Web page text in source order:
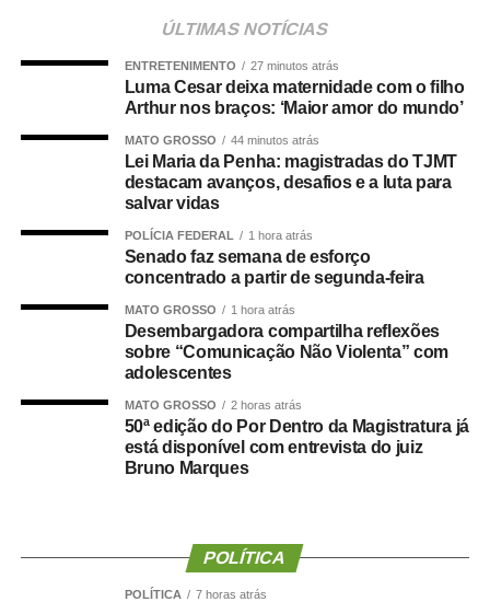
e prática da administração municipal. Durante a
inauguração da Unidade de Saúde da Família (USF) do
autorizaria férias sem a devida substituição de
profissionais, o que reforçou a percepção de tratamento
desigual dentro da pasta.
Danielle Carmona é servidora efetiva do município e atua
como enfermeira de carreira. Conforme os relatos, ela
teria se beneficiado de decisões administrativas tomadas
enquanto ainda ocupava o cargo de secretária.
Prefeitura nega irregularidades
Em nota, a Prefeitura de Cuiabá afirmou que não há
irregularidades na situação funcional da ex-secretária.
como o prêmio saúde, desde que atendidos os critérios
ÚLTIMAS NOTÍCIAS
ENTRETENIMENTO 27 minutos atrás
Luma Cesar deixa maternidade com o filho
Arthur nos braços: ‘Maior amor do mundo’
MATO GROSSO 44 minutos atrás
Lei Maria da Penha: magistradas do TJMT
destacam avanços, desafios e a luta para
salvar vidas
POLÍCIA FEDERAL 1 hora atrás
Senado faz semana de esforço
concentrado a partir de segunda-feira
MATO GROSSO 1 hora atrás
Desembargadora compartilha reflexões
sobre “Comunicação Não Violenta” com
adolescentes
MATO GROSSO 2 horas atrás
50ª edição do Por Dentro da Magistratura já
está disponível com entrevista do juiz
Bruno Marques
POLÍTICA
POLÍTICA 7 horas atrás